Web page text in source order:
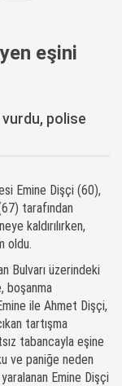
eşini
polise
Emine Dişçi (60),
tarafından
kaldırılırken,
oldu.
Bulvarı üzerindeki
boşanma
ile Ahmet Dişçi,
tartışma
tabancayla eşine
ve paniğe neden
Emine Dişçi